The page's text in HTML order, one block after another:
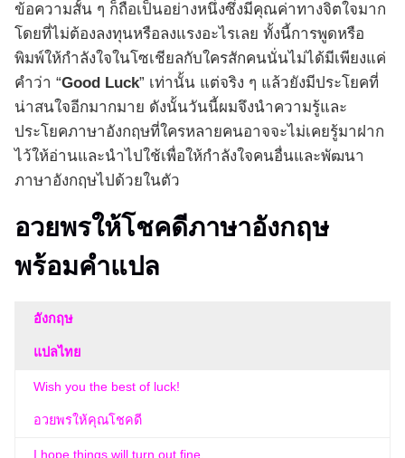
ข้อความสั้น ๆ ก็ถือเป็นอย่างหนึ่งซึ่งมีคุณค่าทางจิตใจมาก
โดยที่ไม่ต้องลงทุนหรือลงแรงอะไรเลย ทั้งนี้การพูดหรือ
พิมพ์ให้กำลังใจในโซเชียลกับใครสักคนนั่นไม่ได้มีเพียงแค่
คำว่า “Good Luck” เท่านั้น แต่จริง ๆ แล้วยังมีประโยคที่
น่าสนใจอีกมากมาย ดังนั้นวันนี้ผมจึงนำความรู้และ
ประโยคภาษาอังกฤษที่ใครหลายคนอาจจะไม่เคยรู้มาฝาก
ไว้ให้อ่านและนำไปใช้เพื่อให้กำลังใจคนอื่นและพัฒนา
ภาษาอังกฤษไปด้วยในตัว
อวยพรให้โชคดีภาษาอังกฤษ
พร้อมคำแปล
อังกฤษ
แปลไทย
Wish you the best of luck!
อวยพรให้คุณโชคดี
I hope things will turn out fine.